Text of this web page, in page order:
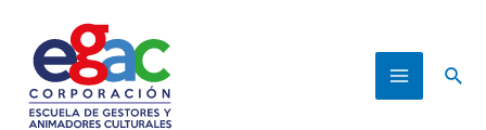
contenido
Main